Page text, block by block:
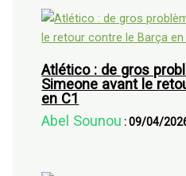
Atlético : de gros
Simeone avant le
en C1
Abel Sounou :09/04/